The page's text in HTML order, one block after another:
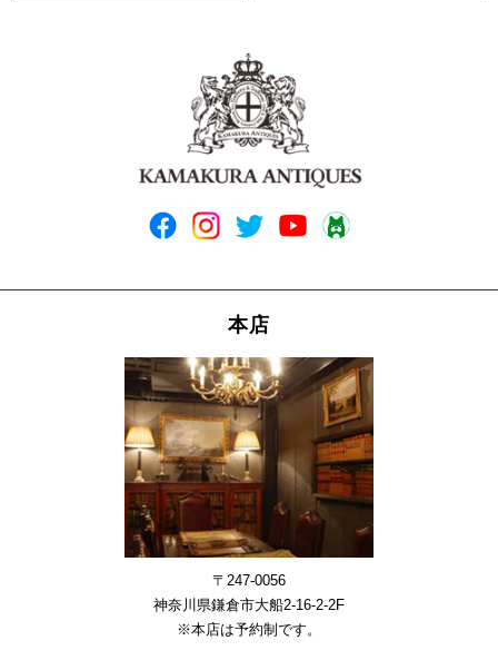
本店
〒247-0056
神奈川県鎌倉市大船2-16-2-2F
※本店は予約制です。